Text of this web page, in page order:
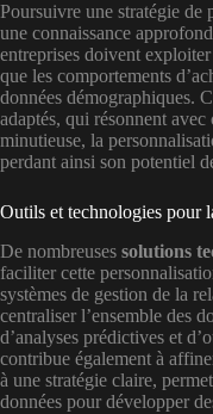
Poursuivre une stratégie de
une connaissance
entreprises doivent
que les comportements
données démographiques.
adaptés, qui résonnent
minutieuse, la
perdant ainsi son potentiel
Outils et technologies pour
De nombreuses solutions
faciliter cette
systèmes de gestion de la
centraliser l’ensemble des
d’analyses prédictives et
contribue également à
à une stratégie claire,
données pour développer